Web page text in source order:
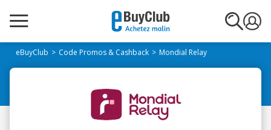
eBuyClub Code Promos & Cashback Mondial Relay